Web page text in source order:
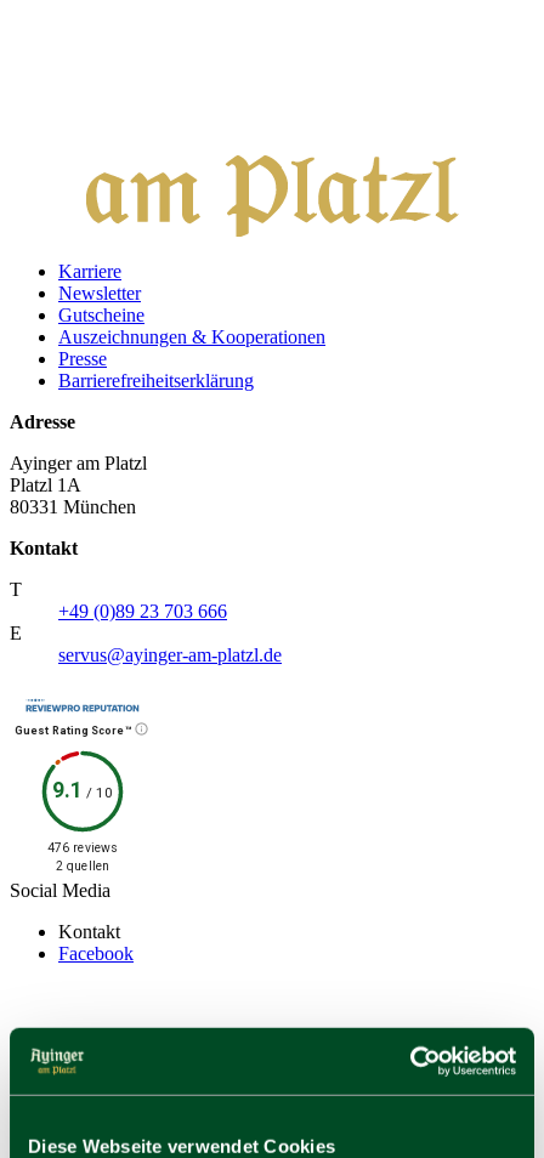
Diese Webseite verwendet Cookies
Karriere
Newsletter
Gutscheine
Auszeichnungen & Kooperationen
Presse
Barrierefreiheitserklärung
Adresse
Ayinger am Platzl
Platzl 1A
80331 München
Kontakt
T
+49 (0)89 23 703 666
E
servus@ayinger-am-platzl.de
Guest Rating Score™
9.1 /10
476 reviews
2 quellen
Social Media
Kontakt
Facebook